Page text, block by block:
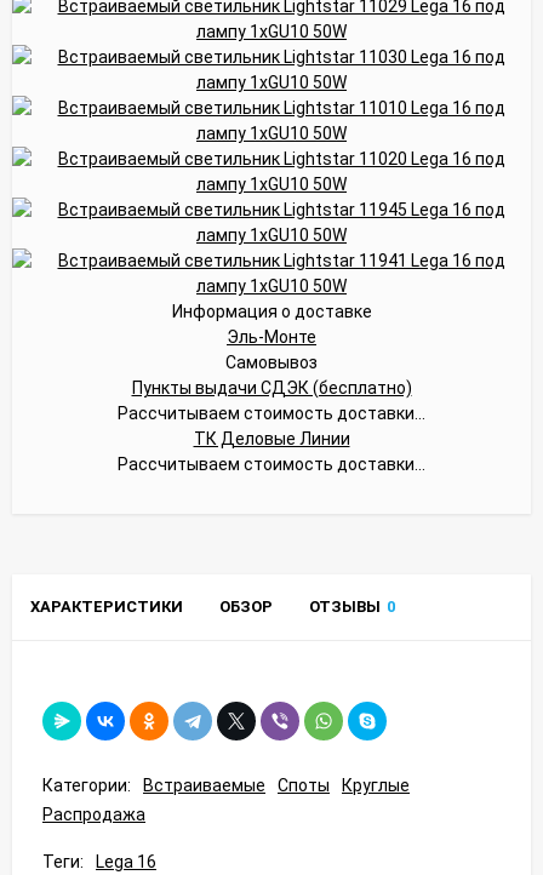
Информация о доставке
Эль-Монте
Самовывоз
Пункты выдачи СДЭК (бесплатно)
Рассчитываем стоимость доставки...
ТК Деловые Линии
Рассчитываем стоимость доставки...
ХАРАКТЕРИСТИКИ ОБЗОР ОТЗЫВЫ 0
Категории: Встраиваемые Споты
Круглые
Распродажа
Теги: Lega 16